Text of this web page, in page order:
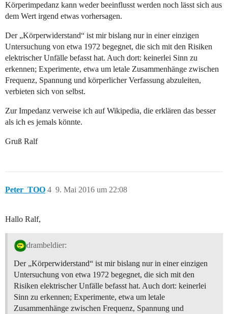
Körperimpedanz kann weder beeinflusst werden noch lässt sich aus
dem Wert irgend etwas vorhersagen.
Der „Körperwiderstand“ ist mir bislang nur in einer einzigen
Untersuchung von etwa 1972 begegnet, die sich mit den Risiken
elektrischer Unfälle befasst hat. Auch dort: keinerlei Sinn zu
erkennen; Experimente, etwa um letale Zusammenhänge zwischen
Frequenz, Spannung und körperlicher Verfassung abzuleiten,
verbieten sich von selbst.
Zur Impedanz verweise ich auf Wikipedia, die erklären das besser
als ich es jemals könnte.
Gruß Ralf
Peter_TOO 9. Mai 2016 um 22:08
4
Hallo Ralf,
drambeldier:
Der „Körperwiderstand“ ist mir bislang nur in einer einzigen
Untersuchung von etwa 1972 begegnet, die sich mit den
Risiken elektrischer Unfälle befasst hat. Auch dort: keinerlei
Sinn zu erkennen; Experimente, etwa um letale
Zusammenhänge zwischen Frequenz, Spannung und